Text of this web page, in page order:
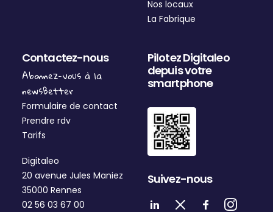
Nos locaux
La Fabrique
Contactez-nous
Abonnez-vous à la
newsBetter
Formulaire de contact
Prendre rdv
Tarifs
Digitaleo
20 avenue Jules Maniez
35000 Rennes
02 56 03 67 00
Pilotez Digitaleo
depuis votre
smartphone
Suivez-nous